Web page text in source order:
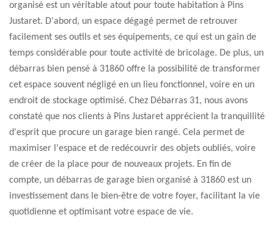
organisé est un véritable atout pour toute habitation à Pins
Justaret. D'abord, un espace dégagé permet de retrouver
facilement ses outils et ses équipements, ce qui est un gain de
temps considérable pour toute activité de bricolage. De plus, un
débarras bien pensé à 31860 offre la possibilité de transformer
cet espace souvent négligé en un lieu fonctionnel, voire en un
endroit de stockage optimisé. Chez Débarras 31, nous avons
constaté que nos clients à Pins Justaret apprécient la tranquillité
d'esprit que procure un garage bien rangé. Cela permet de
maximiser l'espace et de redécouvrir des objets oubliés, voire
de créer de la place pour de nouveaux projets. En fin de
compte, un débarras de garage bien organisé à 31860 est un
investissement dans le bien-être de votre foyer, facilitant la vie
quotidienne et optimisant votre espace de vie.